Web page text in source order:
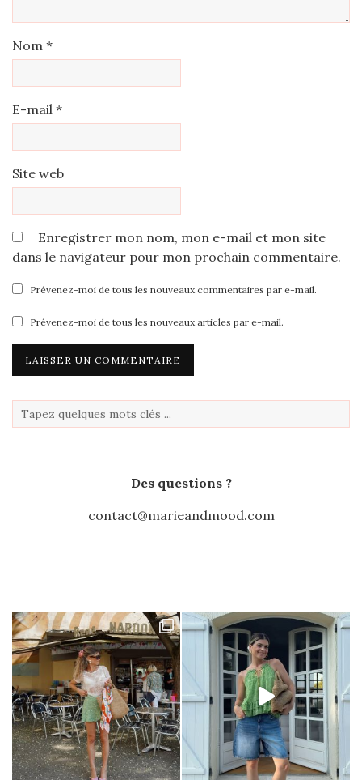
Nom *
E-mail *
Site web
Enregistrer mon nom, mon e-mail et mon site
dans le navigateur pour mon prochain commentaire.
Prévenez-moi de tous les nouveaux commentaires par e-mail.
Prévenez-moi de tous les nouveaux articles par e-mail.
Des questions ?
contact@marieandmood.com